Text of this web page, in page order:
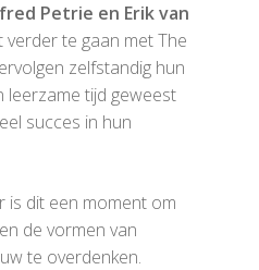
Petrie en Erik van
verder te gaan met The
zelfstandig hun
leerzame tijd geweest
succes in hun
is dit een moment om
de vormen van
te overdenken.